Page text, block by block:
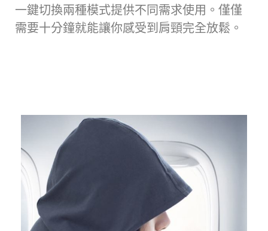
一鍵切換兩種模式提供不同需求使用。僅僅
需要十分鐘就能讓你感受到肩頸完全放鬆。